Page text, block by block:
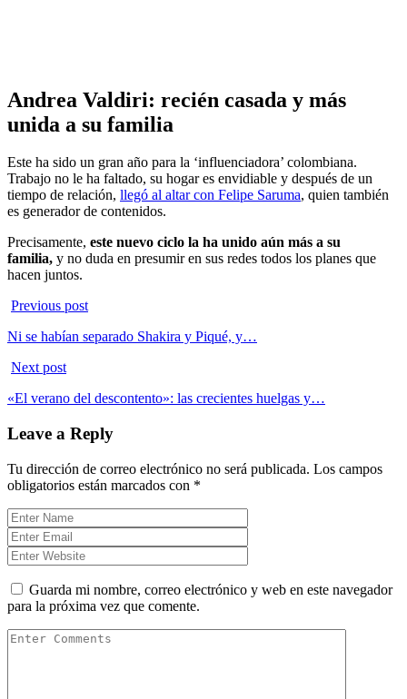
Andrea Valdiri: recién casada y más
unida a su familia
Este ha sido un gran año para la ‘influenciadora’ colombiana.
Trabajo no le ha faltado, su hogar es envidiable y después de un
tiempo de relación, llegó al altar con Felipe Saruma, quien también
es generador de contenidos.
Precisamente, este nuevo ciclo la ha unido aún más a su
familia, y no duda en presumir en sus redes todos los planes que
hacen juntos.
Previous post
Ni se habían separado Shakira y Piqué, y…
Next post
«El verano del descontento»: las crecientes huelgas y…
Leave a Reply
Tu dirección de correo electrónico no será publicada. Los campos
obligatorios están marcados con *
Guarda mi nombre, correo electrónico y web en este navegador
para la próxima vez que comente.